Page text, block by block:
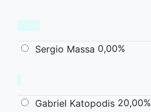
Sergio Massa 0,00%
Gabriel Katopodis 20,00%